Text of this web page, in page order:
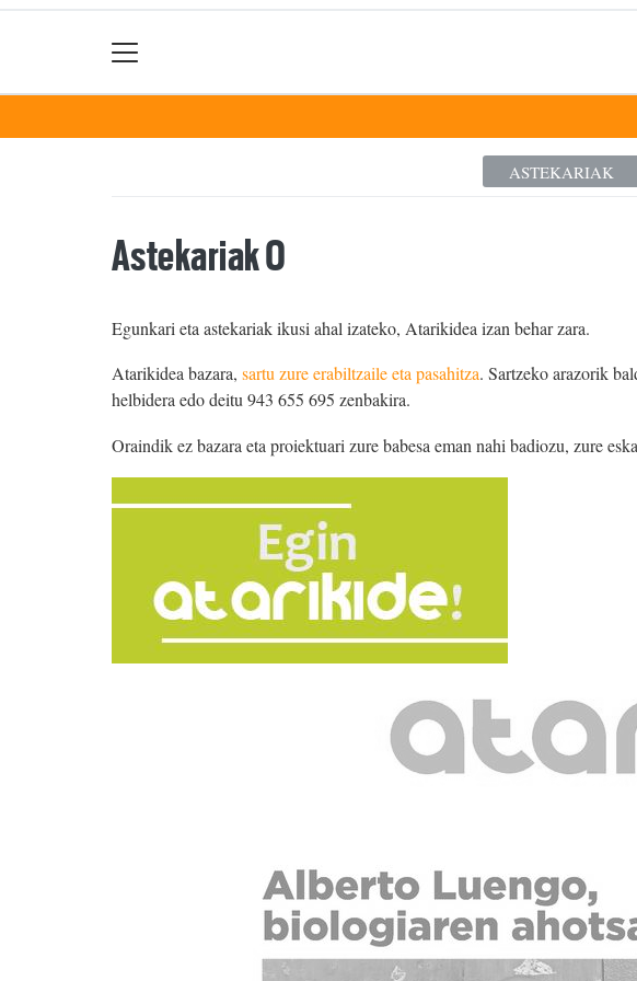
ASTEKARIAK
Astekariak 0
Egunkari eta astekariak ikusi ahal izateko, Atarikidea izan behar zara.
Atarikidea bazara, sartu zure erabiltzaile eta pasahitza. Sartzeko arazorik
helbidera edo deitu 943 655 695 zenbakira.
Oraindik ez bazara eta proiektuari zure babesa eman nahi badiozu, zure